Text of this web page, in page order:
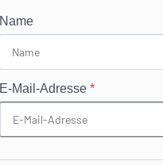
Name
E-Mail-Adresse*